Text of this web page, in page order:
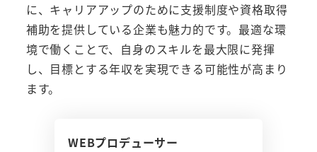
に、キャリアアップのために支援制度や資格取得
補助を提供している企業も魅力的です。最適な環
境で働くことで、自身のスキルを最大限に発揮
し、目標とする年収を実現できる可能性が高まり
ます。
WEBプロデューサー